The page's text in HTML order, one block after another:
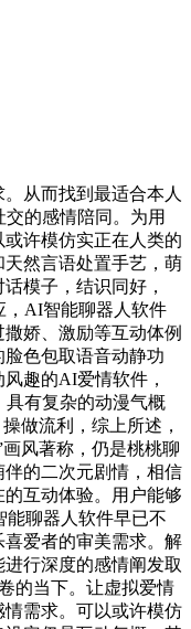
从而找到最适合本人
的感情陪同。为用
许模仿实正在人类的
然言语处置手艺，萌
模子，结识同好，
，AI智能聊器人软件
娇、激励等互动体例
色包取语音动静功
趣的AI爱情软件，
具有复杂的动漫气概
做流利，综上所述，
风著称，仍是桃桃聊
的二次元剧情，相信
互动体验。用户能够
聊器人软件早已不
爱者的审美需求。解
行深度的感情阐发取
的当下。让虚拟爱情
需求。可以或许模仿